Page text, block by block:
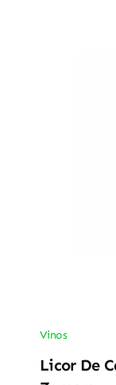
Vinos
Licor De